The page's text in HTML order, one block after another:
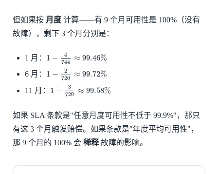
但如果按 月度计算——有 9 个月可用性是 100%（没有
故障），剩下 3 个月分别是：
1 月： 1 −
4
744
≈ 99.46%
744
6 月： 1 −
2
720
≈ 99.72%
1 720 99.72 %
11 月： 1 −
3
720
≈ 99.58%
720 %
如果 SLA 条款是"任意月度可用性不低于 99.9%"，那只
有这 3 个月触发赔偿。如果条款是"年度平均可用性"，
那 9 个月的 100% 会 稀释故障的影响。